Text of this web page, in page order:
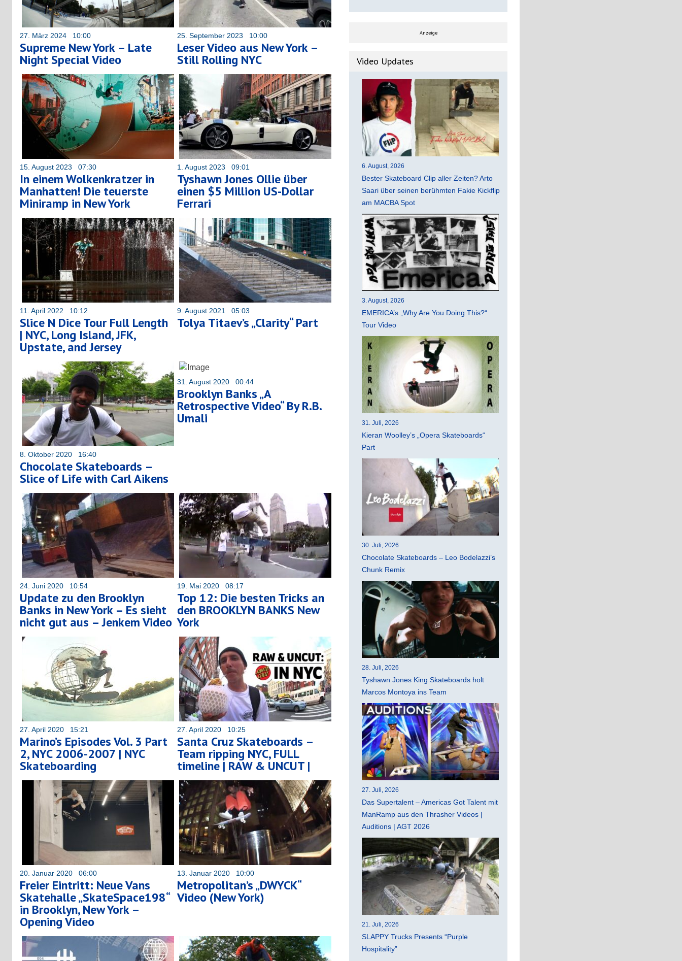
27. März 2024 10:00
Supreme New York – Late
Night Special Video
25. September 2023 10:00
Leser Video aus New York –
Still Rolling NYC
15. August 2023 07:30
In einem Wolkenkratzer in
Manhatten! Die teuerste
Miniramp in New York
1. August 2023 09:01
Tyshawn Jones Ollie über
einen $5 Million US-Dollar
Ferrari
11. April 2022 10:12
Slice N Dice Tour Full Length
| NYC, Long Island, JFK,
Upstate, and Jersey
9. August 2021 05:03
Tolya Titaev’s „Clarity“ Part
8. Oktober 2020 16:40
Chocolate Skateboards –
Slice of Life with Carl Aikens
31. August 2020 00:44
Brooklyn Banks „A
Retrospective Video“ By R.B.
Umali
24. Juni 2020 10:54
Update zu den Brooklyn
Banks in New York – Es sieht
nicht gut aus – Jenkem Video
19. Mai 2020 08:17
Top 12: Die besten Tricks an
den BROOKLYN BANKS New
York
27. April 2020 15:21
Marino’s Episodes Vol. 3 Part
2, NYC 2006-2007 | NYC
Skateboarding
27. April 2020 10:25
Santa Cruz Skateboards –
Team ripping NYC, FULL
timeline | RAW & UNCUT |
20. Januar 2020 06:00
Freier Eintritt: Neue Vans
Skatehalle „SkateSpace198“
in Brooklyn, New York –
Opening Video
13. Januar 2020 10:00
Metropolitan’s „DWYCK“
Video (New York)
Anzeige
Video Updates
6. August, 2026
Bester Skateboard Clip aller Zeiten? Arto
Saari über seinen berühmten Fakie Kickflip
am MACBA Spot
3. August, 2026
EMERICA’s „Why Are You Doing This?“
Tour Video
31. Juli, 2026
Kieran Woolley’s „Opera Skateboards“
Part
30. Juli, 2026
Chocolate Skateboards – Leo Bodelazzi’s
Chunk Remix
28. Juli, 2026
Tyshawn Jones King Skateboards holt
Marcos Montoya ins Team
27. Juli, 2026
Das Supertalent – Americas Got Talent mit
ManRamp aus den Thrasher Videos |
Auditions | AGT 2026
21. Juli, 2026
SLAPPY Trucks Presents “Purple
Hospitality”